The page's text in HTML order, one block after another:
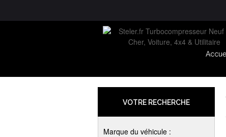
VOTRE RECHERCHE
Marque du véhicule :